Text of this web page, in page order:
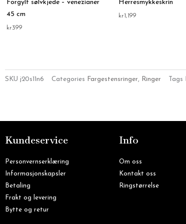
Forgylt sølvkjede – venezianer
45 cm
kr399
Herresmykkeskrin
kr1,199
SKU j20s11n6 Categories Fargestensringer, Ringer Tags
Kundeservice
Personvernserklæring
Informasjonskapsler
Betaling
Frakt og levering
Bytte og retur
Info
Om oss
Kontakt oss
Ringstørrelse